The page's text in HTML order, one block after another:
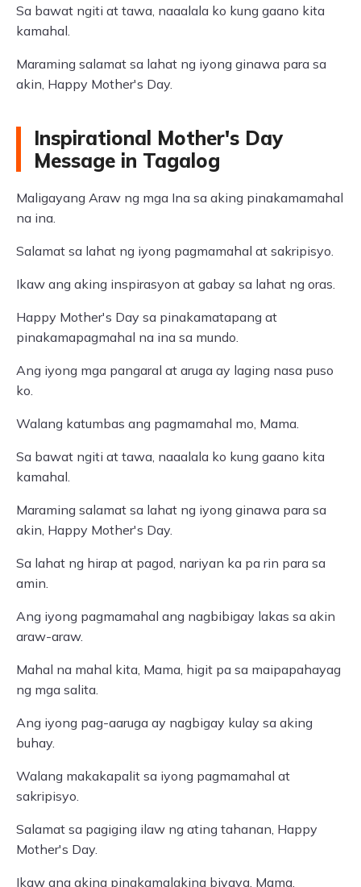
Sa bawat ngiti at tawa, naaalala ko kung gaano kita
kamahal.
Maraming salamat sa lahat ng iyong ginawa para sa
akin, Happy Mother's Day.
Inspirational Mother's Day
Message in Tagalog
Maligayang Araw ng mga Ina sa aking pinakamamahal
na ina.
Salamat sa lahat ng iyong pagmamahal at sakripisyo.
Ikaw ang aking inspirasyon at gabay sa lahat ng oras.
Happy Mother's Day sa pinakamatapang at
pinakamapagmahal na ina sa mundo.
Ang iyong mga pangaral at aruga ay laging nasa puso
ko.
Walang katumbas ang pagmamahal mo, Mama.
Sa bawat ngiti at tawa, naaalala ko kung gaano kita
kamahal.
Maraming salamat sa lahat ng iyong ginawa para sa
akin, Happy Mother's Day.
Sa lahat ng hirap at pagod, nariyan ka pa rin para sa
amin.
Ang iyong pagmamahal ang nagbibigay lakas sa akin
araw-araw.
Mahal na mahal kita, Mama, higit pa sa maipapahayag
ng mga salita.
Ang iyong pag-aaruga ay nagbigay kulay sa aking
buhay.
Walang makakapalit sa iyong pagmamahal at
sakripisyo.
Salamat sa pagiging ilaw ng ating tahanan, Happy
Mother's Day.
Ikaw ang aking pinakamalaking biyaya, Mama.